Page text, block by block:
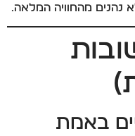
מהחוויה המלאה.
באמת